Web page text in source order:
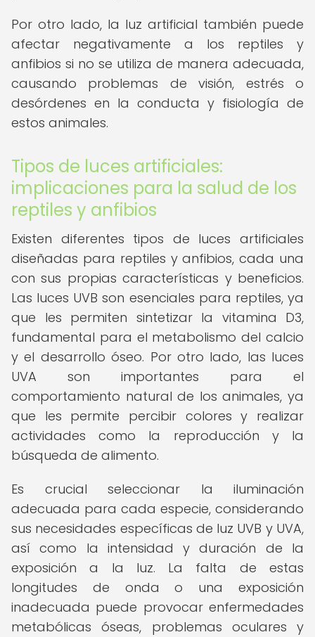
Por otro lado, la luz artificial también puede
afectar negativamente a los reptiles y
anfibios si no se utiliza de manera adecuada,
causando problemas de visión, estrés o
desórdenes en la conducta y fisiología de
estos animales.
Tipos de luces artificiales:
implicaciones para la salud de los
reptiles y anfibios
Existen diferentes tipos de luces artificiales
diseñadas para reptiles y anfibios, cada una
con sus propias características y beneficios.
Las luces UVB son esenciales para reptiles, ya
que les permiten sintetizar la vitamina D3,
fundamental para el metabolismo del calcio
y el desarrollo óseo. Por otro lado, las luces
UVA son importantes para el
comportamiento natural de los animales, ya
que les permite percibir colores y realizar
actividades como la reproducción y la
búsqueda de alimento.
Es crucial seleccionar la iluminación
adecuada para cada especie, considerando
sus necesidades específicas de luz UVB y UVA,
así como la intensidad y duración de la
exposición a la luz. La falta de estas
longitudes de onda o una exposición
inadecuada puede provocar enfermedades
metabólicas óseas, problemas oculares y